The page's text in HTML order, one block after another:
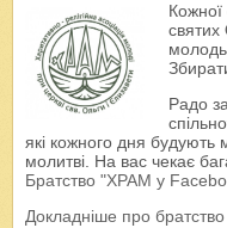
молодь
Радо
які кожного дня
молитві. На вас чекає
Братство "ХРАМ у
Докладніше про